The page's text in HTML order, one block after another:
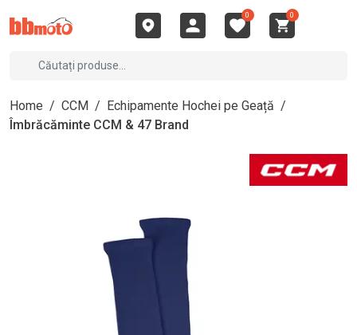
0 0
Home / CCM / Echipamente Hochei pe Geață /
Îmbrăcăminte CCM & 47 Brand